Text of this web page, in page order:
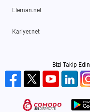
Eleman.net
Kariyer.net
Bizi Takip Edin